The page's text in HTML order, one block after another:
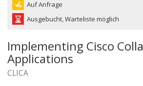
Auf Anfrage
Ausgebucht, Warteliste möglich
Implementing Cisco
Applications
CLICA